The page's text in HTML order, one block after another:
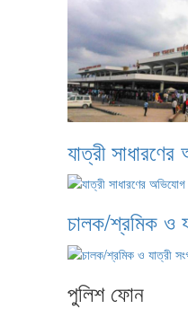
যাত্রী
চালক/শ্রমিক ও
পুলিশ ফোন